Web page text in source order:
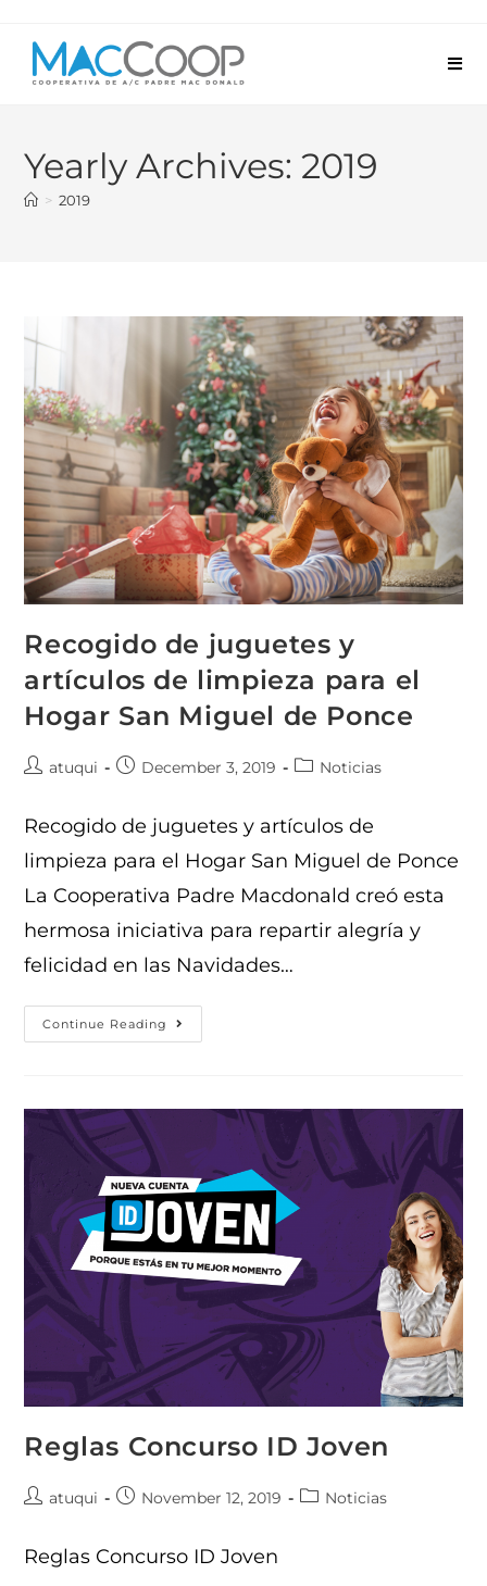
Yearly Archives: 2019
> 2019
Recogido de juguetes y
artículos de limpieza para el
Hogar San Miguel de Ponce
atuqui December 3, 2019 Noticias
Recogido de juguetes y artículos de
limpieza para el Hogar San Miguel de Ponce
La Cooperativa Padre Macdonald creó esta
hermosa iniciativa para repartir alegría y
felicidad en las Navidades…
Continue Reading
Reglas Concurso ID Joven
atuqui November 12, 2019 Noticias
Reglas Concurso ID Joven